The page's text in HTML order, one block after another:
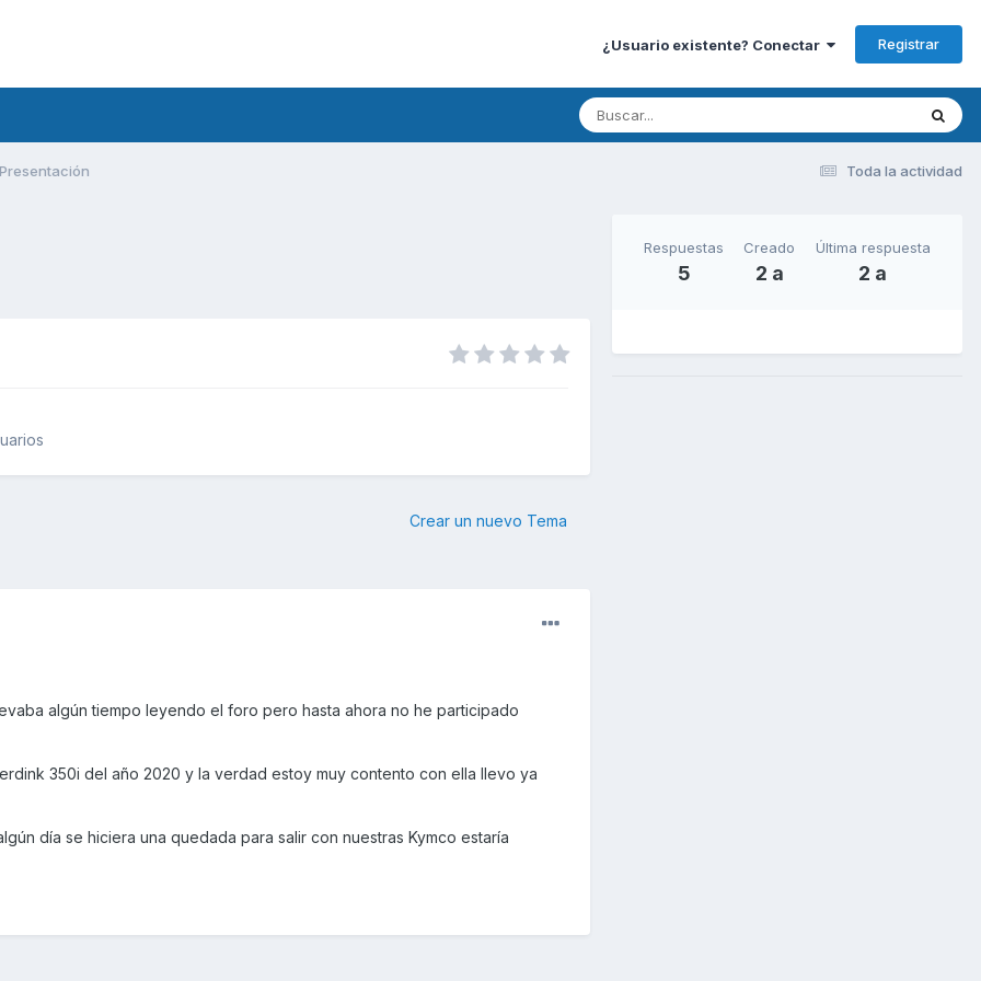
¿Usuario existente? Conectar Registrar
Toda la actividad
Presentación
Crear un nuevo Tema
algún tiempo leyendo el foro pero hasta ahora no he participado
350i del año 2020 y la verdad estoy muy contento con ella llevo ya
día se hiciera una quedada para salir con nuestras Kymco estaría
Respuestas
5
Creado
2 a
Última respuesta
2 a